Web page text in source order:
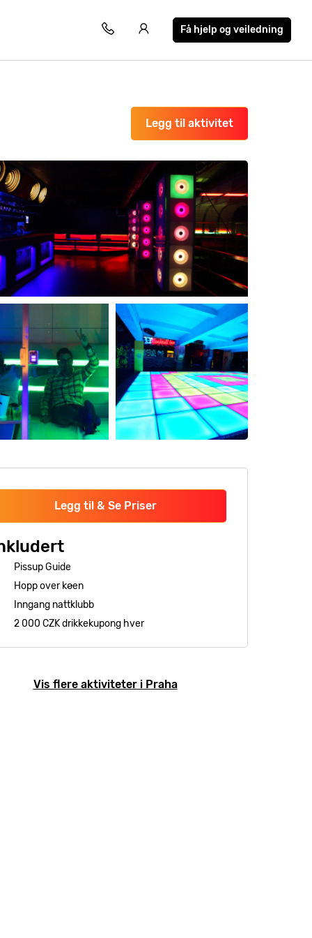
Få hjelp og veiledning
Legg til aktivitet
Legg til & Se Priser
Pissup Guide
Hopp over køen
Inngang nattklubb
2 000 CZK drikkekupong hver
Vis flere aktiviteter i Praha